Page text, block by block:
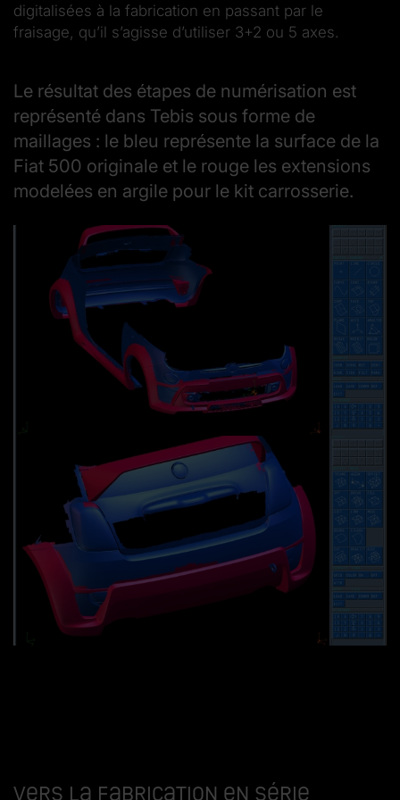
digitalisées à la fabrication en passant par le
fraisage, qu’il s’agisse d’utiliser 3+2 ou 5 axes.
Le résultat des étapes de numérisation est
représenté dans Tebis sous forme de
maillages : le bleu représente la surface de la
Fiat 500 originale et le rouge les extensions
modelées en argile pour le kit carrosserie.
Vers la fabrication en série